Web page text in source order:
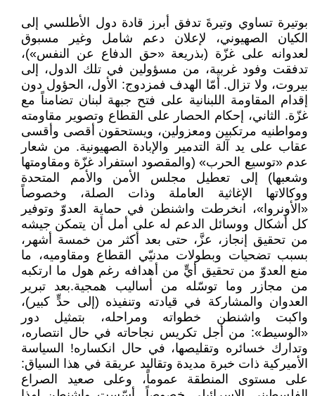
بوتيرة تساوي وتيرةَ تدفق أبرز قادة دول الأطلسي إلى
الكيان الصهيوني، لإعلان دعم شامل وغير مسبوق
لعدوانه على غزّة (بذريعة «حق الدفاع عن النفس»)،
تدفقت وفود غربية، من مسؤولين في تلك الدول، إلى
بيروت، ولا تزال. أمّا الهدف فمزدوج: الأول، الحؤول دون
إقدام المقاومة اللبنانية على فتح جبهة لبنان تضامناً مع
غزّة. الثاني، إحكام الحصار على القطاع وتصوير مقاومته
ومواطنيه مرتكبين ومعزولين، ويستحقون أقصى وأقسى
عقاب على يد آلة التدمير والإبادة الصهيونية. من شعار
عدم «توسيع الحرب» (والمقصود استفراد غزّة ومقاومتها
وشعبها) إلى تعطيل مجلس الأمن والأمم المتحدة
ووكالاتها الإغاثية العاملة وذات الصلة، وخصوصاً
«الأونروا»، انخرطت واشنطن في حماية العدوّ وتوفير
كل أشكال ووسائل الدعم له على أمل أن يتمكن جيشه
من تحقيق إنجاز، عزَّ، حتى بعد أكثر من خمسة أشهر،
بسبب تضحيات وبطولات مدنيّي القطاع ومقاوميه، ما
منع العدوّ من تحقيق أيٍّ من أهدافه رغم هول ما ارتكبه
من مجازر وما توسّله من أساليب همجية.بعد تبرير
العدوان والمشاركة في قيادته وتنفيذه (إلى حدٍّ كبير)،
واكبت واشنطن خطواته ومراحله، بتمثيل دور
«الوسيط»: من أجل تكريس نجاحاته في حال انتصاره،
وتدارك خسائره وتقليصها، في حال انكساره! السياسة
الأميركية ذات خبرة مديدة وتقاليد عريقة في هذا السياق:
على مستوى المنطقة عموماً، وعلى صعيد الصراع